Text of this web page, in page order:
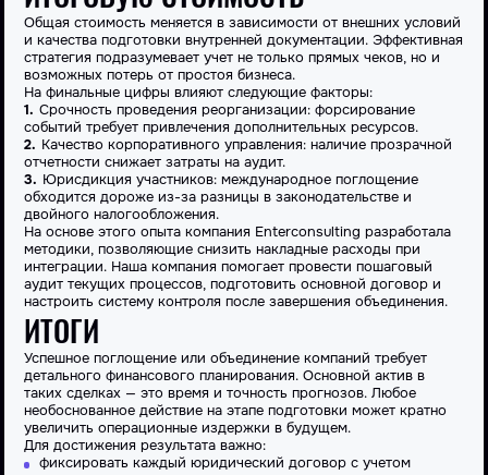
Общая стоимость меняется в зависимости от внешних условий
и качества подготовки внутренней документации. Эффективная
стратегия подразумевает учет не только прямых чеков, но и
возможных потерь от простоя бизнеса.
На финальные цифры влияют следующие факторы:
Срочность проведения реорганизации: форсирование
событий требует привлечения дополнительных ресурсов.
Качество корпоративного управления: наличие прозрачной
отчетности снижает затраты на аудит.
Юрисдикция участников: международноепоглощение
обходится дороже из-за разницы в законодательстве и
двойного налогообложения.
На основе этого опыта компания Enterconsulting разработала
методики, позволяющие снизить накладные расходы при
интеграции. Наша компания помогает провести пошаговый
аудит текущих процессов, подготовить основной договор и
настроить систему контроля после завершения объединения.
ИТОГИ
Успешное поглощение или объединение компаний требует
детального финансового планирования. Основной актив в
таких сделках — это время и точность прогнозов. Любое
необоснованное действие на этапе подготовки может кратно
увеличить операционные издержки в будущем.
Для достижения результата важно:
фиксировать каждый юридическийдоговор с учетом